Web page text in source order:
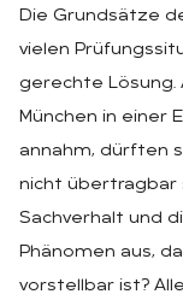
Die Grundsätze
vielen
gerechte Lösung.
München in einer
annahm, dürften
nicht übertragbar
Sachverhalt und
Phänomen aus,
vorstellbar ist?